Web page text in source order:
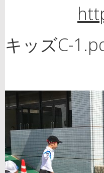
キッズC-